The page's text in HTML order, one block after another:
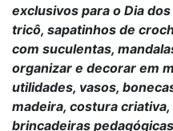
exclusivos para o Dia
tricô, sapatinhos de
com suculentas,
organizar e decorar em
utilidades, vasos,
madeira, costura
brincadeiras